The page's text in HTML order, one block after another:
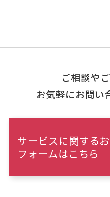
ご相談や
お気軽にお問い
サービスに関する
フォームはこちら